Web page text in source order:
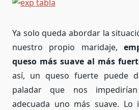
Ya solo queda abordar la
nuestro propio maridaje,
queso más suave al más
así, un queso fuerte puede
paladar que nos
adecuada uno más suave. Lo